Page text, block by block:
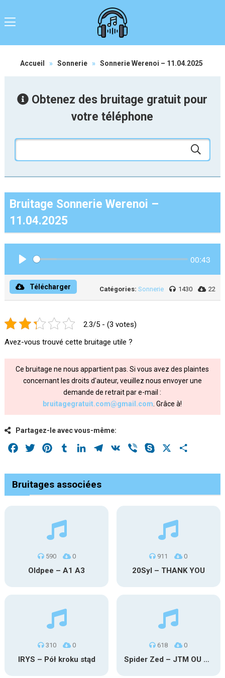
Accueil » Sonnerie » Sonnerie Werenoi – 11.04.2025
Obtenez des bruitage gratuit pour
votre téléphone
Bruitage Sonnerie Werenoi –
11.04.2025
00:43
Télécharger Catégories: Sonnerie 1430 22
2.3/5 - (3 votes)
Avez-vous trouvé cette bruitage utile ?
Ce bruitage ne nous appartient pas. Si vous avez des plaintes
concernant les droits d'auteur, veuillez nous envoyer une
demande de retrait par e-mail :
bruitagegratuit.com@gmail.com . Grâce à!
Partagez-le avec vous-même:
Facebook
Twitter PinterestTumblrLinkedInTelegram
VK Viber Skype
Bruitages associées
590 0
Oldpee – A1 A3
911 0
20Syl – THANK YOU
310 0
IRYS – Pół kroku stąd
618 0
Spider Zed – JTM OU TG